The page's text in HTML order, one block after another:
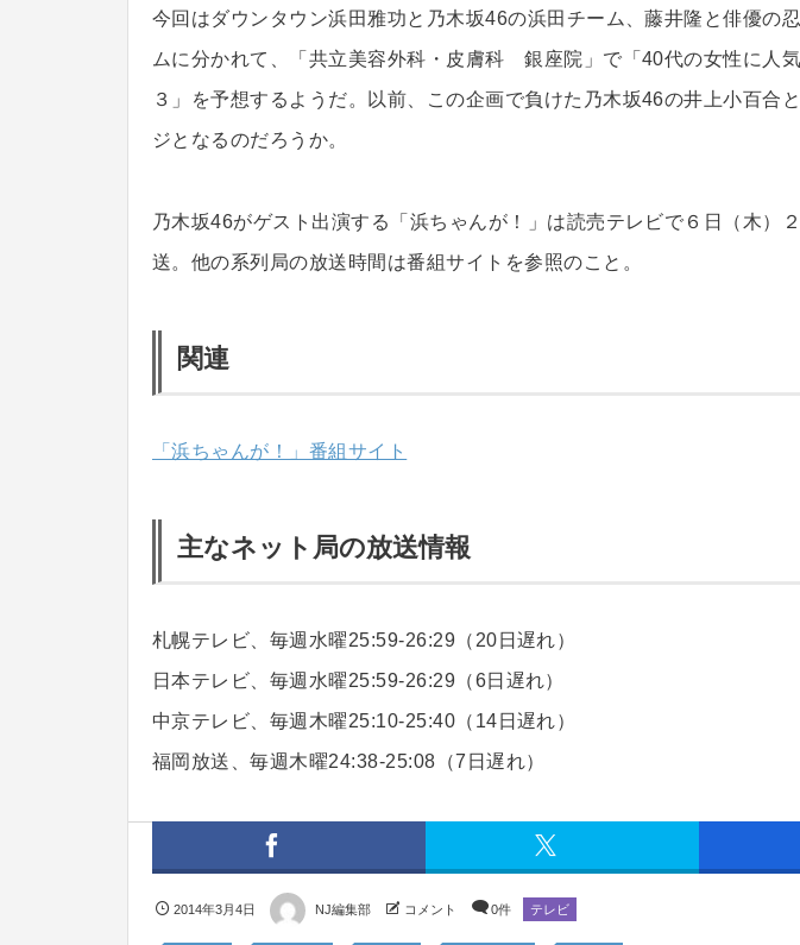
今回はダウンタウン浜田雅功と乃木坂46の浜田チーム、藤井隆と俳優の
ムに分かれて、「共立美容外科・皮膚科 銀座院」で「40代の女性に人
３」を予想するようだ。以前、この企画で負けた乃木坂46の井上小百合
ジとなるのだろうか。
乃木坂46がゲスト出演する「浜ちゃんが！」は読売テレビで６日（木）
送。他の系列局の放送時間は番組サイトを参照のこと。
関連
「浜ちゃんが！」番組サイト
主なネット局の放送情報
札幌テレビ、毎週水曜25:59-26:29（20日遅れ）
日本テレビ、毎週水曜25:59-26:29（6日遅れ）
中京テレビ、毎週木曜25:10-25:40（14日遅れ）
福岡放送、毎週木曜24:38-25:08（7日遅れ）
2014年3月4日 NJ編集部 コメント 0件 テレビ